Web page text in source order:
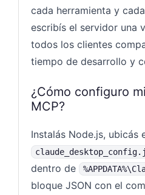
cada herramienta y
escribís el servidor una
todos los clientes
tiempo de desarrollo y
¿Cómo configuro
MCP?
Instalás Node.js, ubicás
dentro de
bloque JSON con el